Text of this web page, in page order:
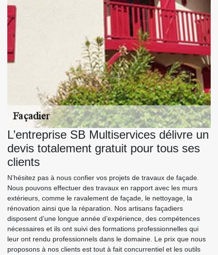
L’entreprise SB Multiservices délivre un
devis totalement gratuit pour tous ses
clients
N’hésitez pas à nous confier vos projets de travaux de façade.
Nous pouvons effectuer des travaux en rapport avec les murs
extérieurs, comme le ravalement de façade, le nettoyage, la
rénovation ainsi que la réparation. Nos artisans façadiers
disposent d’une longue année d’expérience, des compétences
nécessaires et ils ont suivi des formations professionnelles qui
leur ont rendu professionnels dans le domaine. Le prix que nous
proposons à nos clients est tout à fait concurrentiel et les outils